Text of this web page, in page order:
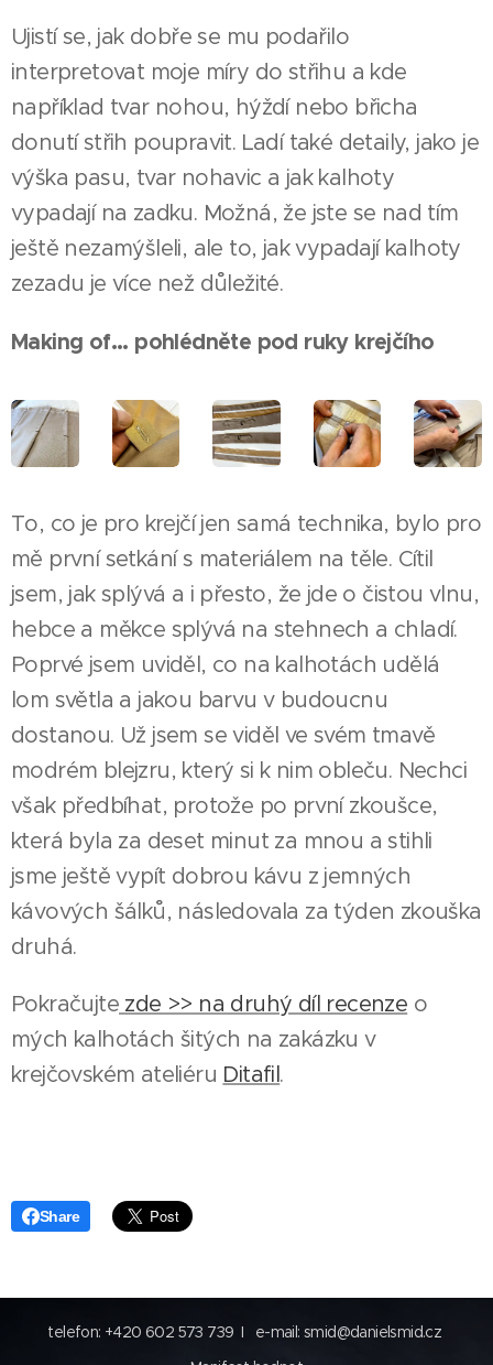
Ujistí se, jak dobře se mu podařilo
interpretovat moje míry do střihu a kde
například tvar nohou, hýždí nebo břicha
donutí střih poupravit. Ladí také detaily, jako je
výška pasu, tvar nohavic a jak kalhoty
vypadají na zadku. Možná, že jste se nad tím
ještě nezamýšleli, ale to, jak vypadají kalhoty
zezadu je více než důležité.
Making of... pohlédněte pod ruky krejčího
To, co je pro krejčí jen samá technika, bylo pro
mě první setkání s materiálem na těle. Cítil
jsem, jak splývá a i přesto, že jde o čistou vlnu,
hebce a měkce splývá na stehnech a chladí.
Poprvé jsem uviděl, co na kalhotách udělá
lom světla a jakou barvu v budoucnu
dostanou. Už jsem se viděl ve svém tmavě
modrém blejzru, který si k nim obleču. Nechci
však předbíhat, protože po první zkoušce,
která byla za deset minut za mnou a stihli
jsme ještě vypít dobrou kávu z jemných
kávových šálků, následovala za týden zkouška
druhá.
Pokračujte zde >> na druhý díl recenze o
mých kalhotách šitých na zakázku v
krejčovském ateliéru Ditafil.
Share
telefon: +420 602 573 739 I e-mail: smid@danielsmid.cz